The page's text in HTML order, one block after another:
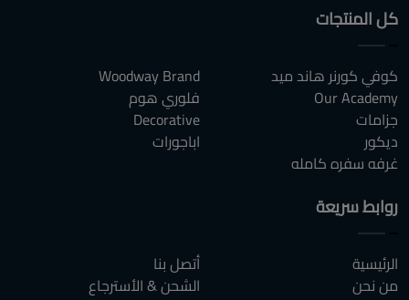
كل المنتجات
كوفي كورنر هاند ميد
Our Academy
جزامات
ديكور
غرفه سفره كامله
Woodway Brand
فلوري هوم
Decorative
اباجورات
روابط سريعة
الرئيسية
من نحن
أتصل بنا
الشحن & الأسترجاع